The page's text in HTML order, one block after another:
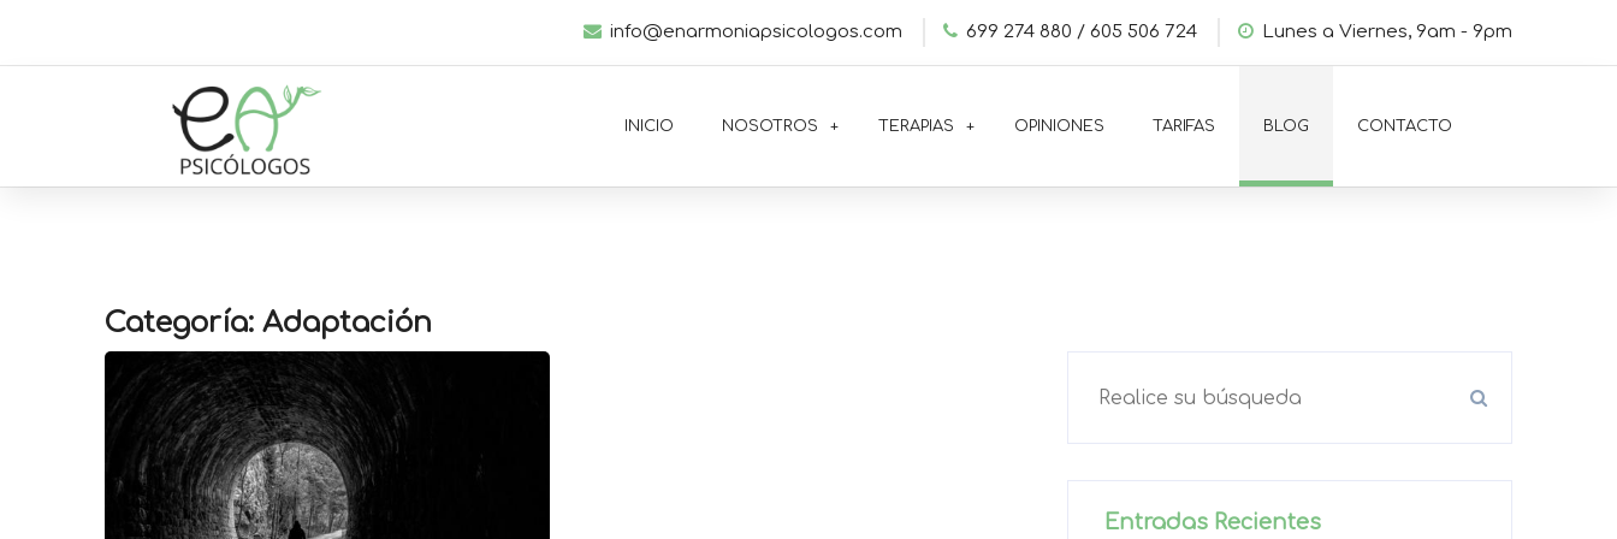
info@enarmoniapsicologos.com 699 274 880 / 605 506 724 Lunes a Viernes, 9am - 9pm
INICIO NOSOTROS TERAPIAS OPINIONES TARIFAS BLOG CONTACTO
Categoría: Adaptación
Entradas Recientes